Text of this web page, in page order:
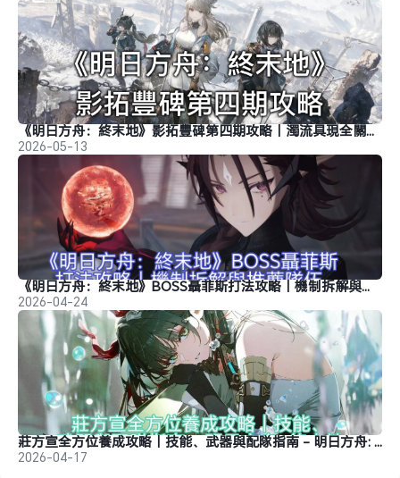
《明日方舟：終末地》影拓豐碑第四期攻略｜濁流具現全關卡打法
2026-05-13
《明日方舟：終末地》BOSS聶菲斯打法攻略｜機制拆解與推薦隊伍
2026-04-24
莊方宣全方位養成攻略｜技能、武器與配隊指南 - 明日方舟: 終末地
2026-04-17